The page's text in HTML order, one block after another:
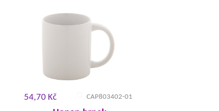
54,70 Kč CAP803402-01